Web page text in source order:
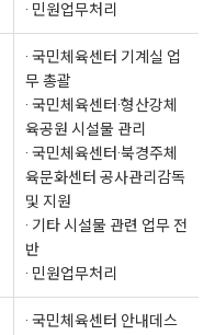
· 민원업무처리
· 국민체육센터 기계실 업
무 총괄
· 국민체육센터·형산강체
육공원 시설물 관리
· 국민체육센터·북경주체
육문화센터 공사관리감독
및 지원
· 기타 시설물 관련 업무 전
반
· 민원업무처리
· 국민체육센터 안내데스